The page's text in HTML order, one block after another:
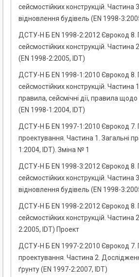
сейсмостійких конструкцій. Частина
відновлення будівель (EN 1998-
ДСТУ-Н Б EN 1998-2:2012 Єврокод 8.
сейсмостійких конструкцій. Частина
(EN 1998-2:2005, IDT)
ДСТУ-Н Б EN 1998-1:2010 Єврокод 8.
сейсмостійких конструкцій. Частина
правила, сейсмічні дії, правила
(EN 1998-1:2004, IDТ)
ДСТУ-Н Б EN 1997-1:2010 Єврокод 7.
проектування. Частина 1. Загальні
1:2004, IDТ). Зміна № 1
ДСТУ-Н Б EN 1998-3:2012 Єврокод 8.
сейсмостійких конструкцій. Частина
відновлення будівель (EN 1998-
ДСТУ-Н Б EN 1998-2:2012 Єврокод 8.
сейсмостійких конструкцій. Частина
2:2005, IDT) Проект
ДСТУ-Н Б EN 1997-2:2010 Єврокод 7.
проектування. Частина 2.
ґрунту (EN 1997-2:2007, IDT)